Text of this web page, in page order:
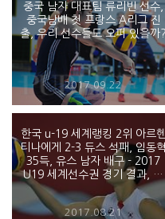
중국 남자 대표팀 류리빈 선수,
중국남배 첫 프랑스 A리그 진
출, 우리 선수들도 오퍼 있을까?
2017.09.22
한국 u-19 세계랭킹 2위 아르헨
티나에게 2-3 듀스 석패, 임동혁
35득, 유스 남자 배구 - 2017
U19 세계선수권 경기 결과, 바
2017.08.21